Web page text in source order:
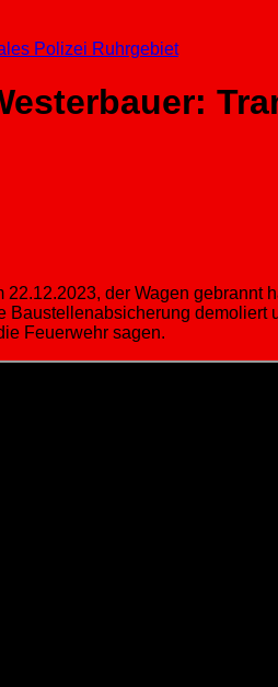
Polizei Ruhrgebiet
der Wagen
Feuerwehr sagen.